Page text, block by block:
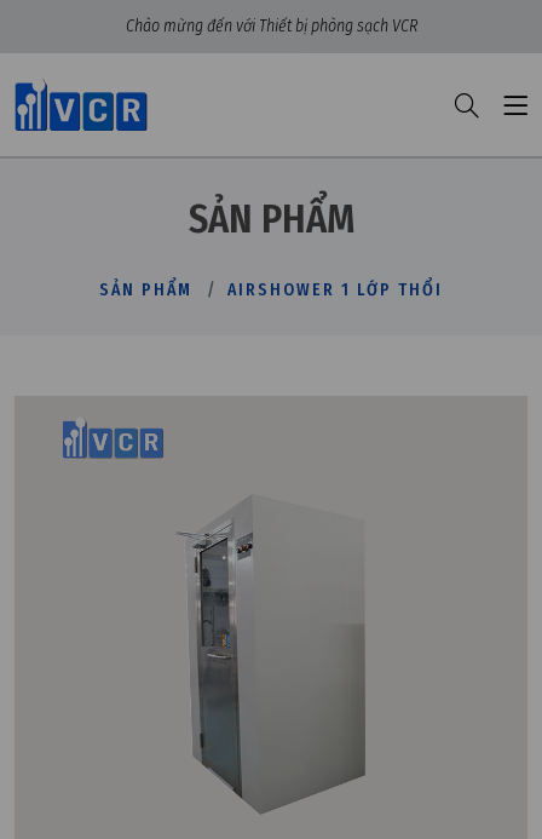
Chào mừng đến với Thiết bị phòng sạch VCR
SẢN PHẨM
SẢN PHẨM AIRSHOWER 1 LỚP THỔI